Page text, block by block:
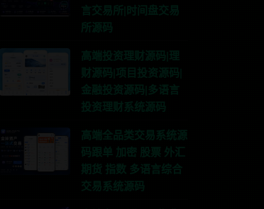
言交易所|时间盘交易
所源码
高端投资理财源码|理
财源码|项目投资源码|
金融投资源码|多语言
投资理财系统源码
高端全品类交易系统源
码跟单 加密 股票 外汇
期货 指数 多语言综合
交易系统源码